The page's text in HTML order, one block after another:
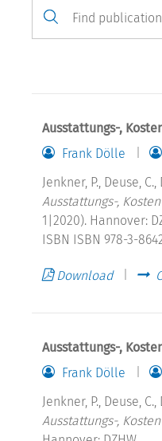
Ausstattungs-,
Frank Dölle
Jenkner, P., Deuse,
Ausstattungs-,
1|2020). Hannover:
ISBN ISBN 978-3-
Download
Ausstattungs-,
Frank Dölle
Jenkner, P., Deuse,
Ausstattungs-,